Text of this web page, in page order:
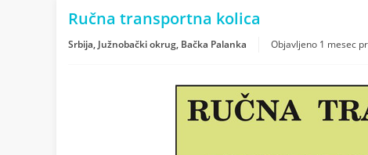
Ručna transportna kolica
Srbija, Južnobački okrug, Bačka Palanka Objavljeno 1 mesec